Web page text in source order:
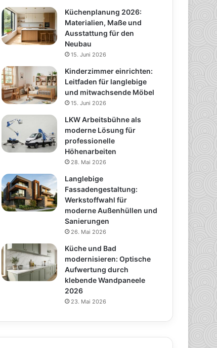
Küchenplanung 2026:
Materialien, Maße und
Ausstattung für den
Neubau
15. Juni 2026
Kinderzimmer einrichten:
Leitfaden für langlebige
und mitwachsende Möbel
15. Juni 2026
LKW Arbeitsbühne als
moderne Lösung für
professionelle
Höhenarbeiten
28. Mai 2026
Langlebige
Fassadengestaltung:
Werkstoffwahl für
moderne Außenhüllen und
Sanierungen
26. Mai 2026
Küche und Bad
modernisieren: Optische
Aufwertung durch
klebende Wandpaneele
2026
23. Mai 2026